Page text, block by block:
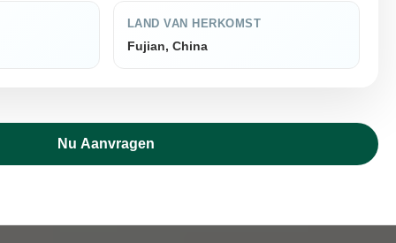
LAND VAN HERKOMST
Fujian, China
Nu Aanvragen